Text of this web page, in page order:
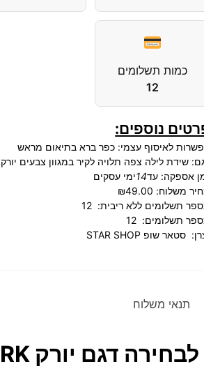
כמות תשלומים
12
נוספים:
לאיסוף עצמי: כפר ברא בתיאום מראש
שידת לילה צפה תלויה לקיר במגוון צבעים יורק YORK
אספקה: עד14ימי עסקים
משלוח: ₪49.00
תשלומים ללא ריבית: 12
תשלומים: 12
סטאר שופ STAR SHOP
תנאי משלוח